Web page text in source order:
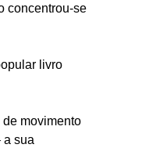
concentrou-se
livro
movimento
a sua